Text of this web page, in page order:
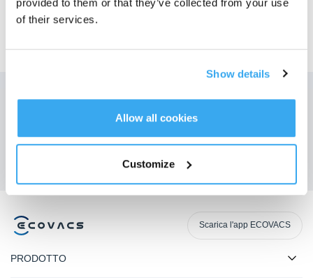
provided to them or that they’ve collected from your use
of their services.
Show details
Allow all cookies
Customize
Ottieni le ultime notizie da ECOVACS
INVIARE
Scarica l'app ECOVACS
PRODOTTO